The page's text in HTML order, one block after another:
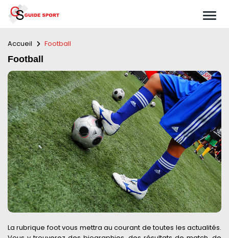
Accueil Football
Football
La rubrique foot vous mettra au courant de toutes les actualités.